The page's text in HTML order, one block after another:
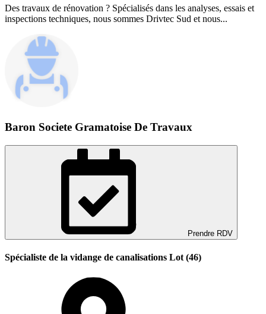
Des travaux de rénovation ? Spécialisés dans les analyses, essais et
inspections techniques, nous sommes Drivtec Sud et nous...
Baron Societe Gramatoise De Travaux
Prendre RDV
Spécialiste de la vidange de canalisations Lot (46)